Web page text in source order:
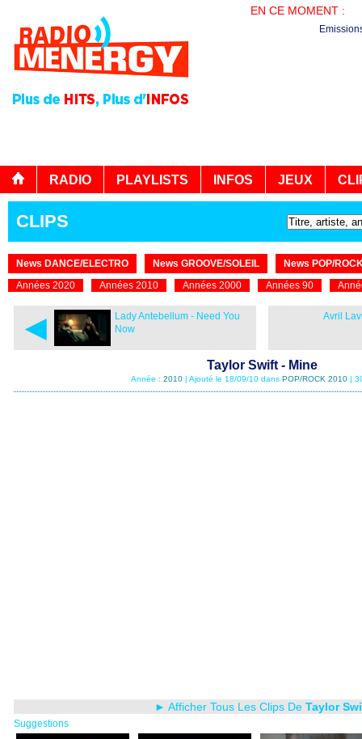
EN CE MOMENT :
RADIO PLAYLISTS INFOS JEUX
CLIPS
News DANCE/ELECTRO News GROOVE/SOLEIL
News POP/
Années 2020
Années 2010 Années 2000 Années 90
◄
Lady Antebellum - Need You
Now
Avril
Taylor Swift - Mine
Année : 2010| Ajouté le 18/09/10 dans POP/ROCK 2010|
► Afficher Tous Les Clips De Taylor
Suggestions